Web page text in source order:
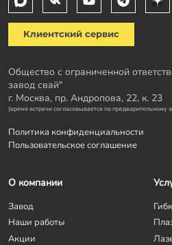
Клиентский сервис
Общество с ограниченной
завод свай"
г. Москва, пр. Андропова, 22, к. 23
(время встречи согласовывается по предварительному
Политика конфиденциальности
Пользовательское соглашение
О компании
Завод
Наши работы
Акции